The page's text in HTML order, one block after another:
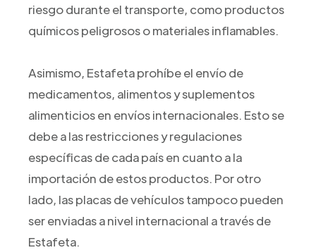
riesgo durante el transporte, como productos
químicos peligrosos o materiales inflamables.
Asimismo, Estafeta prohíbe el envío de
medicamentos, alimentos y suplementos
alimenticios en envíos internacionales. Esto se
debe a las restricciones y regulaciones
específicas de cada país en cuanto a la
importación de estos productos. Por otro
lado, las placas de vehículos tampoco pueden
ser enviadas a nivel internacional a través de
Estafeta.